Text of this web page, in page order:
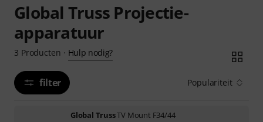
Global Truss Projectie-
apparatuur
3 Producten · Hulp nodig?
filter Populariteit
Global TrussTV Mount F34/44